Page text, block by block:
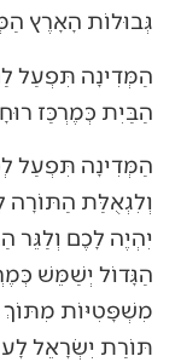
גְּבוּלוֹת הָאָרֶץ
הַמְּדִינָה תִּפְעַל
הַבַּיִת כְּמֶרְכַּז
הַמְּדִינָה תִּפְעַל
וְלִגְאֻלַּת
יִהְיֶה לָכֶם וְלַגֵּר
הַגָּדוֹל יְשַׁמֵּשׁ
מִשְׁפָּטִיּוֹת
תּוֹרַת יִשְׂרָאֵל